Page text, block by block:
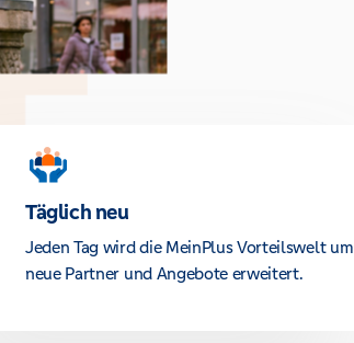
Täglich neu
Jeden Tag wird die MeinPlus Vorteilswelt um
neue Partner und Angebote erweitert.